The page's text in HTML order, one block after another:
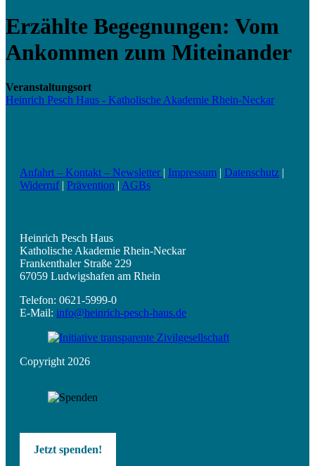
Erzählte Begegnungen: Vom
Ankommen zum Miteinander
Veranstaltungsort
Heinrich Pesch Haus - Katholische Akademie Rhein-Neckar
Anfahrt – Kontakt – Newsletter | Impressum | Datenschutz |
Widerruf| Prävention | AGBs
Heinrich Pesch Haus
Katholische Akademie Rhein-Neckar
Frankenthaler Straße 229
67059 Ludwigshafen am Rhein
Telefon: 0621-5999-0
E-Mail: info@heinrich-pesch-haus.de
Copyright 2026
Jetzt spenden!